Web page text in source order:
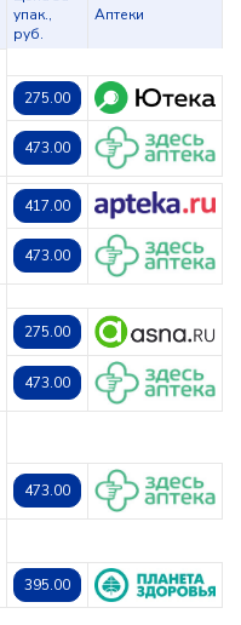
упак.,
руб.
Аптеки
275.00
473.00
417.00
473.00
275.00
473.00
473.00
395.00